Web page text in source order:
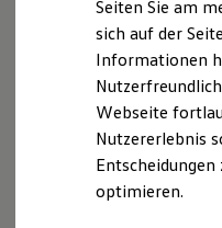
Wartungsverträge
Besitzer & Service
Reparatur &
Sommer-
Reparatur,
Service-
ServicePlus
Economy
Räder &
Seiten Sie am
sich auf der
Informationen
Webseite
Nutzererlebnis
optimieren.